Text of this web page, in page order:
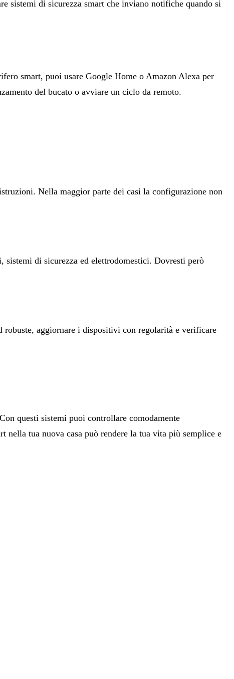
sistemi di sicurezza smart che inviano notifiche quando si
smart, puoi usare Google Home o Amazon Alexa per
del bucato o avviare un ciclo da remoto.
Nella maggior parte dei casi la configurazione non
di sicurezza ed elettrodomestici. Dovresti però
robuste, aggiornare i dispositivi con regolarità e verificare
questi sistemi puoi controllare comodamente
tua nuova casa può rendere la tua vita più semplice e